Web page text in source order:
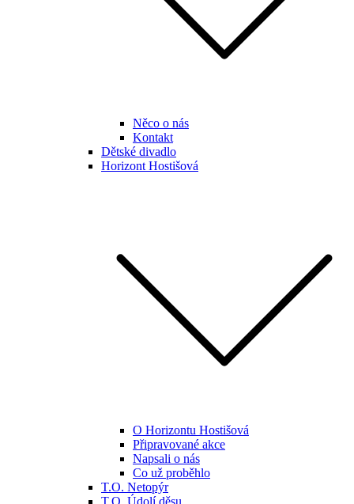
Něco o nás
Kontakt
Dětské divadlo
Horizont Hostišová
O Horizontu Hostišová
Připravované akce
Napsali o nás
Co už proběhlo
T.O. Netopýr
T.O. Údolí děsu